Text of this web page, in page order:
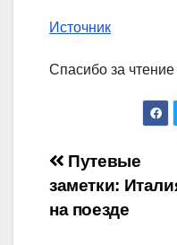
Источник
Спасибо за
по
Путевые
заметки:
на поезде